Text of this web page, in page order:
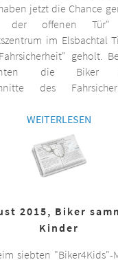
jetzt die Chance
der offenen Tür"
im Elsbachtal
geholt.
die Biker
des
WEITERLESEN
2015, Biker
Kinder
siebten "Biker4Kids"-